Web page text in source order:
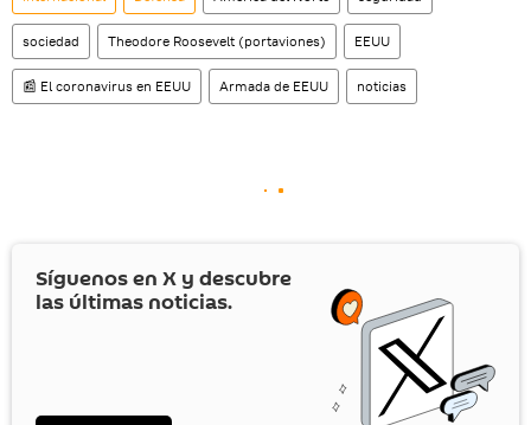
sociedad Theodore Roosevelt (portaviones) EEUU
📰 El coronavirus en EEUU Armada de EEUU noticias
Síguenos en X y descubre
las últimas noticias.